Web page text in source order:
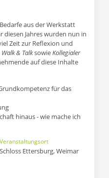
aus der Werkstatt
diesen Jahres wurden nun in
Zeit zur Reflexion und
Walk & TalksowieKollegialer
auf diese Inhalte
für das
hinaus - wie mache ich
Veranstaltungsort
Schloss Ettersburg, Weimar